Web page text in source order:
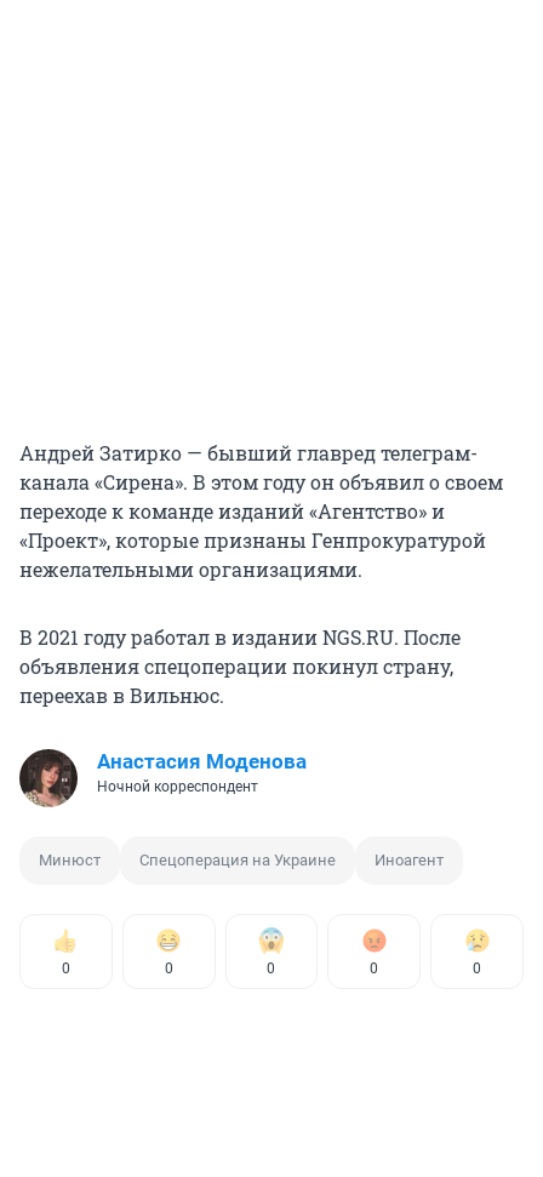
Андрей Затирко — бывший главред телеграм-
канала «Сирена». В этом году он объявил о своем
переходе к команде изданий «Агентство» и
«Проект», которые признаны Генпрокуратурой
нежелательными организациями.
В 2021 году работал в издании NGS.RU. После
объявления спецоперации покинул страну,
переехав в Вильнюс.
Анастасия Моденова
Ночной корреспондент
Минюст Спецоперация на Украине Иноагент
0 0 0 0 0